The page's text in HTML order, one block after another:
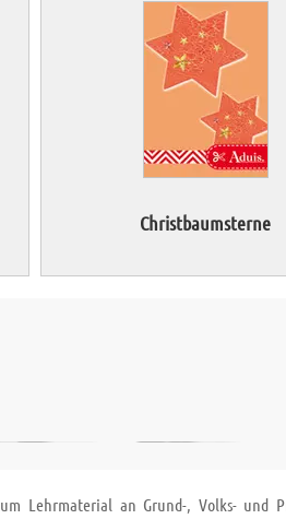
Christbaumsterne
Lehrmaterial an Grund-, Volks- und